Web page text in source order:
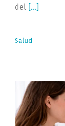
del [...]
Salud